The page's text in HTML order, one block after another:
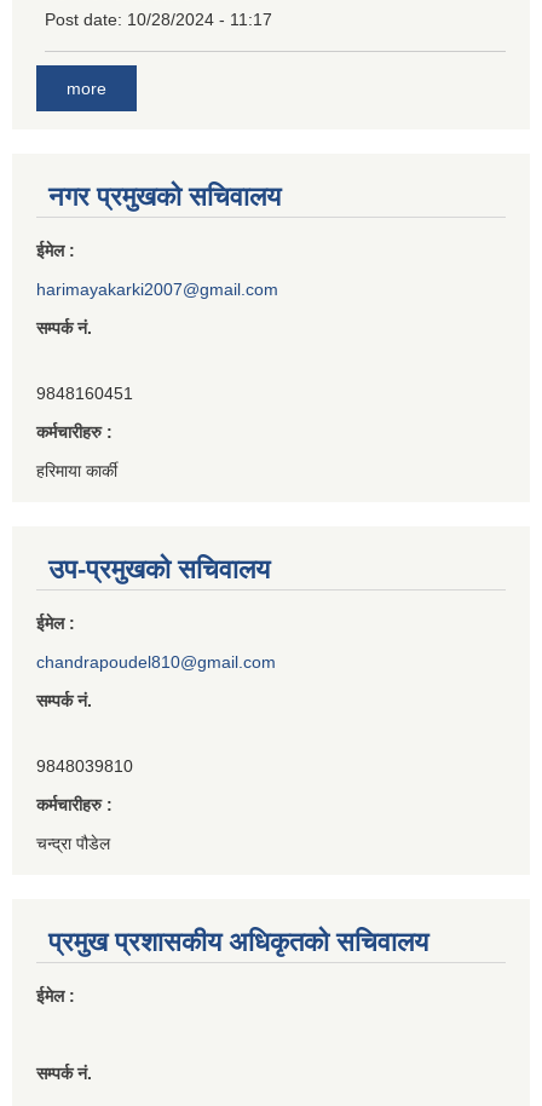
Post date: 10/28/2024 - 11:17
more
नगर प्रमुखको सचिवालय
ईमेल :
harimayakarki2007@gmail.com
सम्पर्क नं.
9848160451
कर्मचारीहरु :
हरिमाया कार्की
उप-प्रमुखको सचिवालय
ईमेल :
chandrapoudel810@gmail.com
सम्पर्क नं.
9848039810
कर्मचारीहरु :
चन्द्रा पौडेल
प्रमुख प्रशासकीय अधिकृतको सचिवालय
ईमेल :
सम्पर्क नं.